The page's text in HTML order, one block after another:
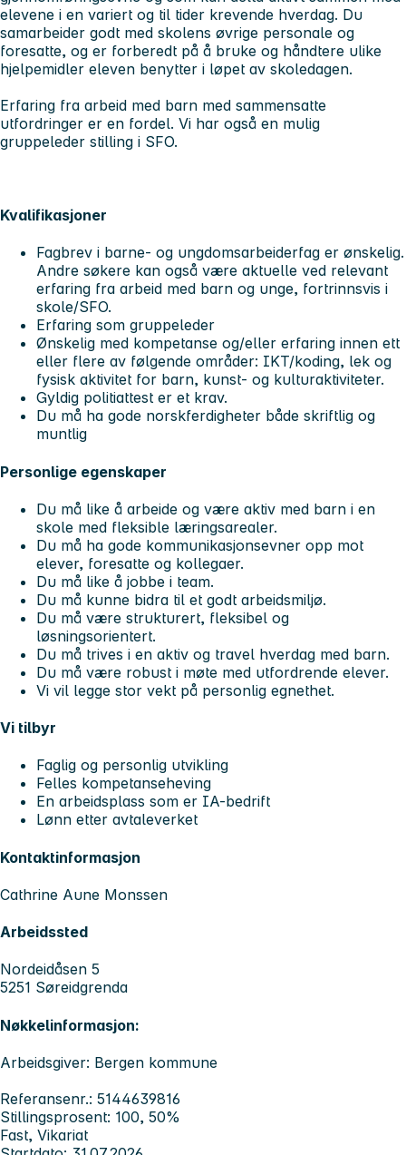
elevene i en variert og til tider krevende hverdag. Du
samarbeider godt med skolens øvrige personale og
foresatte, og er forberedt på å bruke og håndtere ulike
hjelpemidler eleven benytter i løpet av skoledagen.
Erfaring fra arbeid med barn med sammensatte
utfordringer er en fordel. Vi har også en mulig
gruppeleder stilling i SFO.
Kvalifikasjoner
Fagbrev i barne- og ungdomsarbeiderfag er ønskelig.
Andre søkere kan også være aktuelle ved relevant
erfaring fra arbeid med barn og unge, fortrinnsvis i
skole/SFO.
Erfaring som gruppeleder
Ønskelig med kompetanse og/eller erfaring innen ett
eller flere av følgende områder: IKT/koding, lek og
fysisk aktivitet for barn, kunst- og kulturaktiviteter.
Gyldig politiattest er et krav.
Du må ha gode norskferdigheter både skriftlig og
muntlig
Personlige egenskaper
Du må like å arbeide og være aktiv med barn i en
skole med fleksible læringsarealer.
Du må ha gode kommunikasjonsevner opp mot
elever, foresatte og kollegaer.
Du må like å jobbe i team.
Du må kunne bidra til et godt arbeidsmiljø.
Du må være strukturert, fleksibel og
løsningsorientert.
Du må trives i en aktiv og travel hverdag med barn.
Du må være robust i møte med utfordrende elever.
Vi vil legge stor vekt på personlig egnethet.
Vi tilbyr
Faglig og personlig utvikling
Felles kompetanseheving
En arbeidsplass som er IA-bedrift
Lønn etter avtaleverket
Kontaktinformasjon
Cathrine Aune Monssen
Arbeidssted
Nordeidåsen 5
5251 Søreidgrenda
Nøkkelinformasjon:
Arbeidsgiver: Bergen kommune
Referansenr.: 5144639816
Stillingsprosent: 100, 50%
Fast, Vikariat